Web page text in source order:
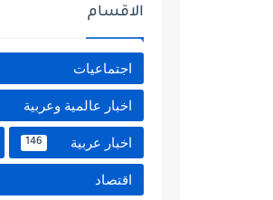
الاقسام
اجتماعيات
اخبار عالمية وعربية
اخبار عربية 146
اقتصاد